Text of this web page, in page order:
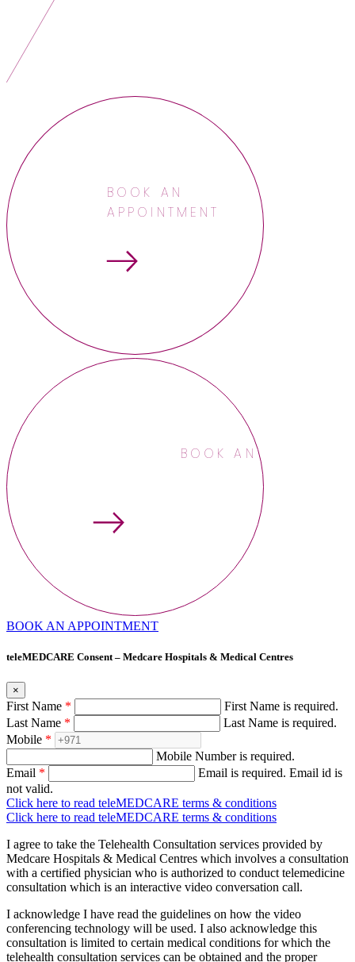
BOOK AN
APPOINTMENT
BOOK AN
BOOK AN APPOINTMENT
teleMEDCARE Consent – Medcare Hospitals & Medical Centres
×
First Name *
First Name is required.
Last Name *
Last Name is required.
Mobile *
Mobile Number is required.
Email * Email is required. Email id is
not valid.
Click here to read teleMEDCARE terms & conditions
Click here to read teleMEDCARE terms & conditions
I agree to take the Telehealth Consultation services provided by
Medcare Hospitals & Medical Centres which involves a consultation
with a certified physician who is authorized to conduct telemedicine
consultation which is an interactive video conversation call.
I acknowledge I have read the guidelines on how the video
conferencing technology will be used. I also acknowledge this
consultation is limited to certain medical conditions for which the
telehealth consultation services can be obtained and the proper